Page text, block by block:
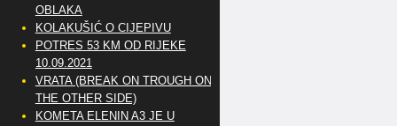
OBLAKA
KOLAKUŠIĆ O CIJEPIVU
POTRES 53 KM OD RIJEKE
10.09.2021
VRATA (BREAK ON TROUGH ON
THE OTHER SIDE)
KOMETA ELENIN A3 JE U